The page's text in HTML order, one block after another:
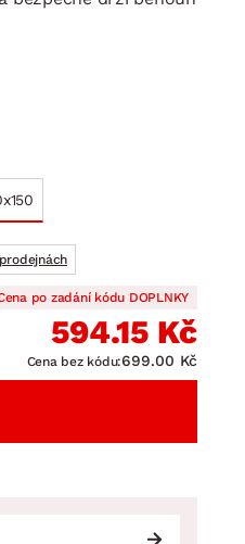
po zadání kódu DOPLNKY
594.15 Kč
Cena bez kódu:699.00 Kč